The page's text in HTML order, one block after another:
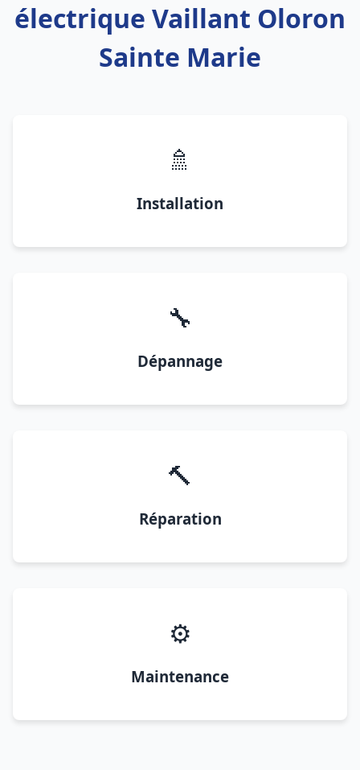
électrique Vaillant Oloron
Sainte Marie
🚿
Installation
🔧
Dépannage
🔨
Réparation
⚙️
Maintenance